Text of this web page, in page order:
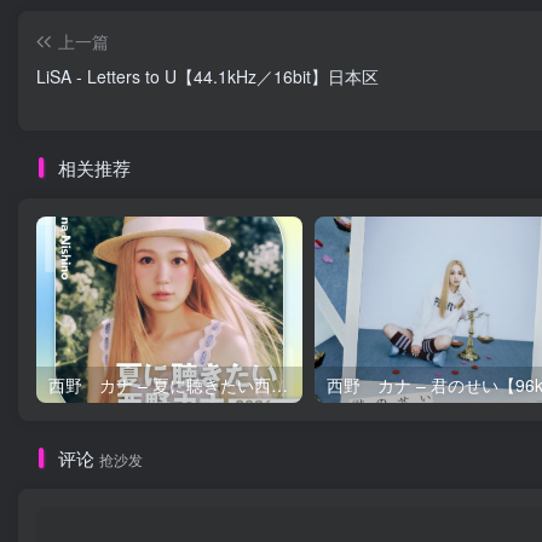
上一篇
LiSA - Letters to U【44.1kHz／16bit】日本区
相关推荐
西野 カナ – 夏に聴きたい西野カナ2026【44.1kHz／16bit】日本区
评论 抢沙发